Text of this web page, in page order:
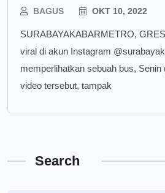
BAGUS OKT 10, 2022
SURABAYAKABARMETRO,
viral di akun Instagram
memperlihatkan sebuah bus, Senin
video tersebut, tampak
Search